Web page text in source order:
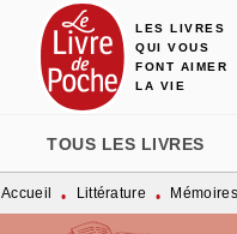
MENU RECHERCHE
LES LIVRES
QUI VOUS
FONT AIMER
LA VIE
TOUS LES LIVRES
Accueil • Littérature • Mémoires